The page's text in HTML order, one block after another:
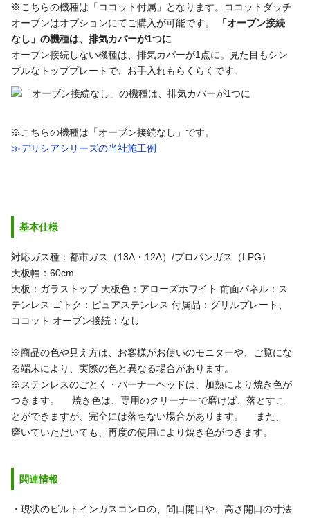
※こちらの機種は「ココット付属」となります。ココットダッチ
オーブンはオプションにてご購入が可能です。
「オーブン接続
なし」の機種は、排気カバーが1つに
オーブン接続しない機種は、排気カバーが1点に。見た目もシン
プルなトッププレートで、お手入れもらくらくです。
※こちらの機種は「オーブン接続なし」です。
≫デリシアシリーズの当社施工例
基本仕様
対応ガス種：都市ガス（13A・12A）/プロパンガス（LPG）
天板幅：60cm
天板：ガラストップ天板色：アローズホワイト 前面パネル：ス
テンレス ゴトク：ピュアステンレス 付属品：グリルプレート、
ココット オーブン接続：なし
※商品の色や見え方は、お客様がお使いのモニターや、ご覧にな
る端末により、実際の色と異なる場合があります。
※ステンレスのごとく・バーナーヘッドは、加熱により焼き色が
つきます。
焼き色は、専用のクリーナーで磨けば、落とすこ
とができますが、完全には落ちない場合があります。
また、
磨いていただいても、再度の使用により焼き色がつきます。
関連情報
・現状のビルトインガスコンロの、間口開口や、高さ開口の寸法